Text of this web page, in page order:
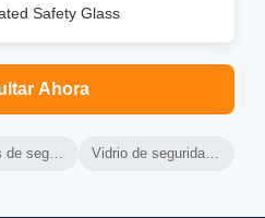
Safety Glass
Ahora
Paredes de seguridad laminadas templadas Vidrio de seguridad laminado de alto rendimiento